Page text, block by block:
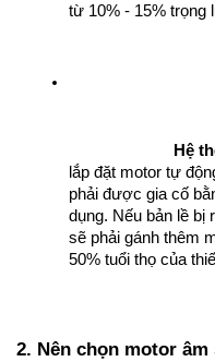
từ 10% - 15% trọng
Hệ
lắp đặt motor tự
phải được gia cố
dụng. Nếu bản lề bị
sẽ phải gánh thêm
50% tuổi thọ của
2. Nên chọn motor